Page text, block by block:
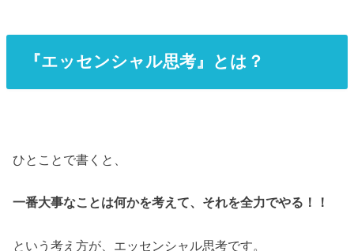
『エッセンシャル思考』とは？
ひとことで書くと、
一番大事なことは何かを考えて、それを全力でやる！！
という考え方が、エッセンシャル思考です。